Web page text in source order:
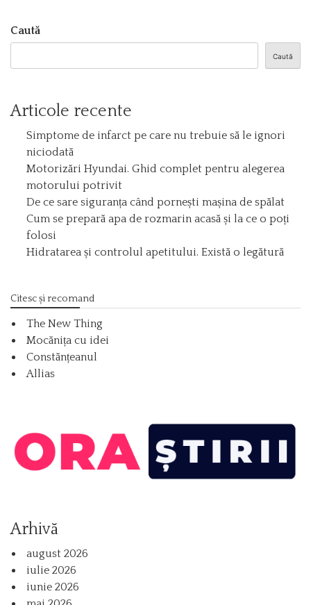
Caută
Caută
Articole recente
Simptome de infarct pe care nu trebuie să le ignori
niciodată
Motorizări Hyundai. Ghid complet pentru alegerea
motorului potrivit
De ce sare siguranța când pornești mașina de spălat
Cum se prepară apa de rozmarin acasă și la ce o poți
folosi
Hidratarea și controlul apetitului. Există o legătură
Citesc și recomand
The New Thing
Mocănița cu idei
Constănțeanul
Allias
Arhivă
august 2026
iulie 2026
iunie 2026